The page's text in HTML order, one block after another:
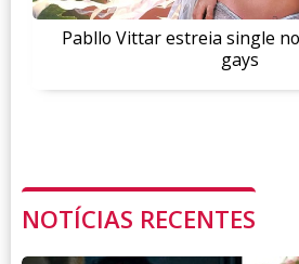
Pabllo Vittar estreia single
gays
NOTÍCIAS RECENTES